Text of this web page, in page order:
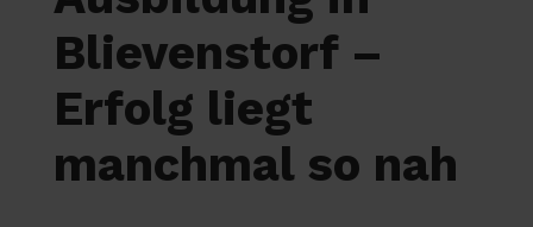
Blievenstorf –
Erfolg liegt
manchmal so nah